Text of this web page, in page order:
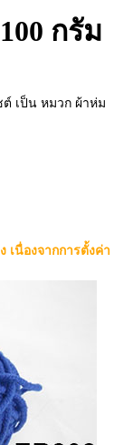
กรัม
เป็น หมวก ผ้าห่ม
เนื่องจากการตั้งค่า